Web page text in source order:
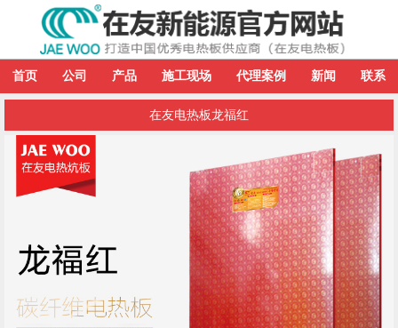
首页 公司 产品 施工现场 代理案例 新闻 联系
在友电热板龙福红